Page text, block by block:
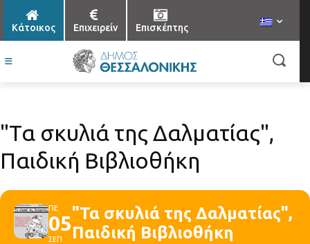
Κάτοικος Επιχειρείν Επισκέπτης
"Τα σκυλιά της Δαλματίας",
Παιδική Βιβλιοθήκη
ΠΕ
05
ΣΕΠ
"Τα σκυλιά της Δαλματίας",
Παιδική Βιβλιοθήκη